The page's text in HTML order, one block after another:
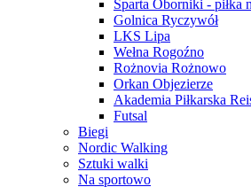
Sparta Oborniki - piłka
Golnica Ryczywół
LKS Lipa
Wełna Rogoźno
Rożnovia Rożnowo
Orkan Objezierze
Akademia Piłkarska
Futsal
Biegi
Nordic Walking
Sztuki walki
Na sportowo